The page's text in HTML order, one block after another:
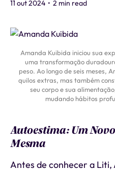
11 out 2024 • 2 min read
Amanda Kuibida iniciou sua
uma transformação
peso. Ao longo de seis meses,
quilos extras, mas também
seu corpo e sua
mudando hábitos
Autoestima: Um
Mesma
Antes de conhecer a Liti,